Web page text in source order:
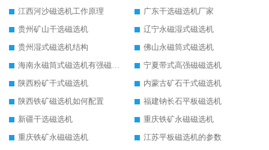
江西河沙磁选机工作原理
广东干选磁选机厂家
贵州矿山干选磁选机
辽宁永磁湿式磁选机
贵州湿式磁选机结构
佛山永磁筒式磁选机
海南永磁筒式磁选机有强磁的吗
宁夏带式高强磁磁选机
陕西粉矿干式磁选机
内蒙古矿石干式磁选机
陕西铁矿磁选机如何配置
福建钠长石平板磁选机
新疆干选磁选机
重庆铁矿永磁磁选机
重庆铁矿永磁磁选机
江苏平板磁选机的参数